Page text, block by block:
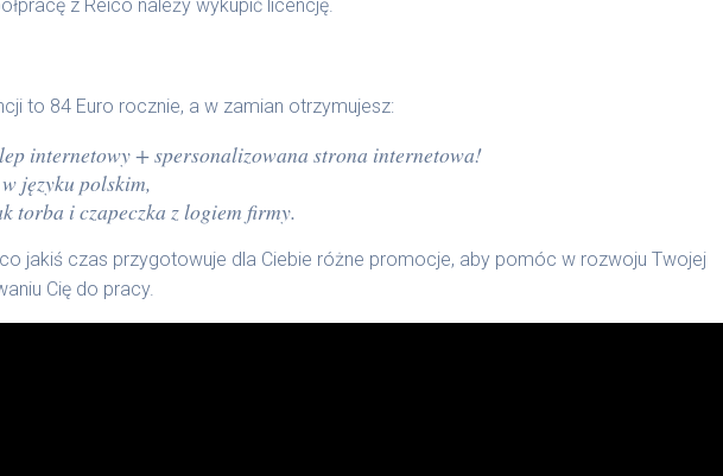
z Reico należy wykupić licencję.
to 84 Euro rocznie, a w zamian otrzymujesz:
internetowy + spersonalizowana strona internetowa!
języku polskim,
torba i czapeczka z logiem firmy.
jakiś czas przygotowuje dla Ciebie różne promocje, aby pomóc w rozwoju Twojej
Cię do pracy.